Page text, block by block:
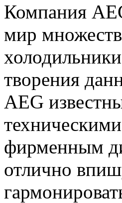
Компания
мир
творения
AEG
фирменным
отлично